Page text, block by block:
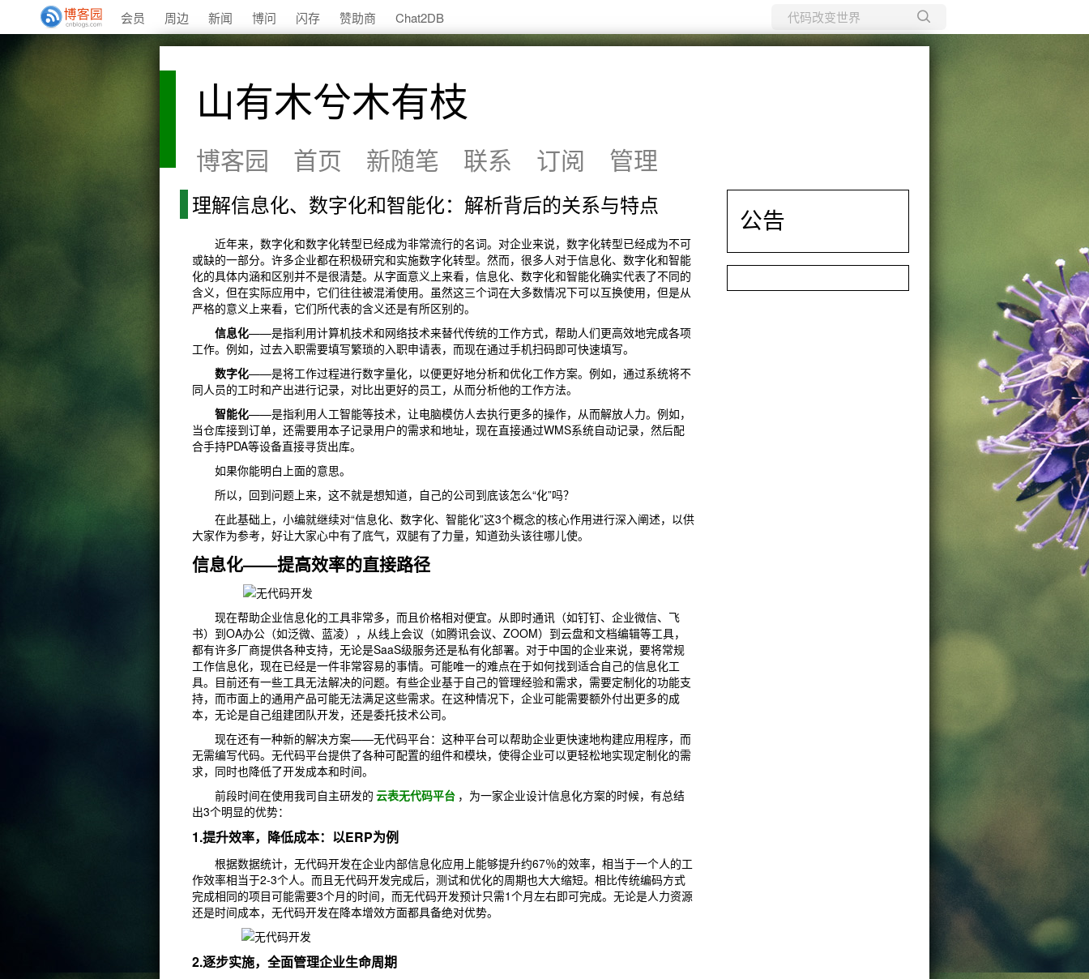
会员 周边 新闻 博问 闪存 赞助商 Chat2DB
所有博客
山有木兮木有枝
博客园 首页 新随笔 联系 订阅 管理
理解信息化、数字化和智能化：解析背后的关系与特点
近年来，数字化和数字化转型已经成为非常流行的名词。对企业来说，数字化转型已经成为不可
或缺的一部分。许多企业都在积极研究和实施数字化转型。然而，很多人对于信息化、数字化和智能
化的具体内涵和区别并不是很清楚。从字面意义上来看，信息化、数字化和智能化确实代表了不同的
含义，但在实际应用中，它们往往被混淆使用。虽然这三个词在大多数情况下可以互换使用，但是从
严格的意义上来看，它们所代表的含义还是有所区别的。
信息化——是指利用计算机技术和网络技术来替代传统的工作方式，帮助人们更高效地完成各项
工作。例如，过去入职需要填写繁琐的入职申请表，而现在通过手机扫码即可快速填写。
数字化——是将工作过程进行数字量化，以便更好地分析和优化工作方案。例如，通过系统将不
同人员的工时和产出进行记录，对比出更好的员工，从而分析他的工作方法。
智能化——是指利用人工智能等技术，让电脑模仿人去执行更多的操作，从而解放人力。例如，
当仓库接到订单，还需要用本子记录用户的需求和地址，现在直接通过WMS系统自动记录，然后配
合手持PDA等设备直接寻货出库。
如果你能明白上面的意思。
所以，回到问题上来，这不就是想知道，自己的公司到底该怎么“化”吗？
在此基础上，小编就继续对“信息化、数字化、智能化”这3个概念的核心作用进行深入阐述，以供
大家作为参考，好让大家心中有了底气，双腿有了力量，知道劲头该往哪儿使。
信息化——提高效率的直接路径
现在帮助企业信息化的工具非常多，而且价格相对便宜。从即时通讯（如钉钉、企业微信、飞
书）到OA办公（如泛微、蓝凌），从线上会议（如腾讯会议、ZOOM）到云盘和文档编辑等工具，
都有许多厂商提供各种支持，无论是SaaS级服务还是私有化部署。对于中国的企业来说，要将常规
工作信息化，现在已经是一件非常容易的事情。可能唯一的难点在于如何找到适合自己的信息化工
具。目前还有一些工具无法解决的问题。有些企业基于自己的管理经验和需求，需要定制化的功能支
持，而市面上的通用产品可能无法满足这些需求。在这种情况下，企业可能需要额外付出更多的成
本，无论是自己组建团队开发，还是委托技术公司。
现在还有一种新的解决方案——无代码平台：这种平台可以帮助企业更快速地构建应用程序，而
无需编写代码。无代码平台提供了各种可配置的组件和模块，使得企业可以更轻松地实现定制化的需
求，同时也降低了开发成本和时间。
前段时间在使用我司自主研发的 云表无代码平台 ，为一家企业设计信息化方案的时候，有总结
出3个明显的优势：
1.提升效率，降低成本：以ERP为例
根据数据统计，无代码开发在企业内部信息化应用上能够提升约67％的效率，相当于一个人的工
作效率相当于2-3个人。而且无代码开发完成后，测试和优化的周期也大大缩短。相比传统编码方式
完成相同的项目可能需要3个月的时间，而无代码开发预计只需1个月左右即可完成。无论是人力资源
还是时间成本，无代码开发在降本增效方面都具备绝对优势。
2.逐步实施，全面管理企业生命周期
公告